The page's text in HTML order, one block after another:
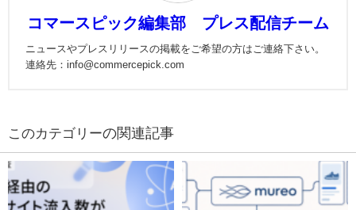
コマースピック編集部 プレス配信チーム
ニュースやプレスリリースの掲載をご希望の方はご連絡下さい。
連絡先：info@commercepick.com
の関連記事